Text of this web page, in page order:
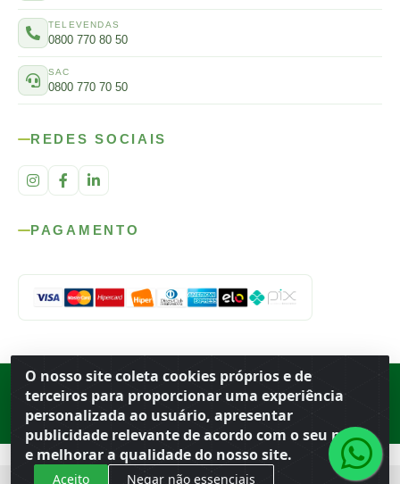
O nosso site coleta cookies próprios e de
terceiros para proporcionar uma experiência
personalizada ao usuário, apresentar
publicidade relevante de acordo com o seu perfil
e melhorar a qualidade do nosso site.
Aceito Negar não essenciais
TELEVENDAS
0800 770 80 50
SAC
0800 770 70 50
REDES SOCIAIS
PAGAMENTO
Rod. SP-215, s/n, km 98 — Área Rural Porto Ferreira ·BR
· CEP
· CNPJ 56.679.863/0001-91
© 2026 Atacado Ideal